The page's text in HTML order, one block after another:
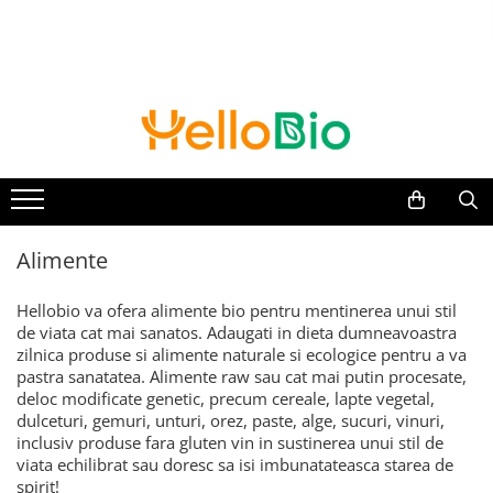
Alimente de baza
Cereale, fulgi, mic dejun
Lapte vegetal
Orez, faina, gris
Ulei, otet
Nuci, seminte, boabe, tarate
Masline
Paine
Gemuri, produse conservate
Cacao
Sosuri
Ceaiuri de colectie
Elements - Superior Organic
GreenTox
De iarna
Turmeric
Mixuri
Ceai negru
Ceai verde
Infuzii plante
Infuzii fructe
Suplimente alimentare
Aloe Vera
Aminoacizi
Ayurvedice
Ciuperci
Ghimbir si Turmeric
Ginkgo Biloba
Ginseng
Luteina
Maca
Balsamuri de buze
Creme de fata
Creme si lotiuni de corp
Deodorante
Exfoliere
Gel de dus
Masti faciale
Sampon
Styling
Produse bio pentru curatarea
Balsamuri
Detergenti
Solutii pentru scos pete si mirosuri
Produse bio pentru curatarea
Detergenti de vase
Pentru masina de spalat vase
Solutii pentru clatit vase
Produse bio pentru curatenia
casei
Bureti si lavete
Detergenti Universali
Alimente
Hellobio va ofera alimente bio pentru mentinerea unui stil
de viata cat mai sanatos. Adaugati in dieta dumneavoastra
zilnica produse si alimente naturale si ecologice pentru a va
pastra sanatatea. Alimente raw sau cat mai putin procesate,
deloc modificate genetic, precum cereale, lapte vegetal,
dulceturi, gemuri, unturi, orez, paste, alge, sucuri, vinuri,
inclusiv produse fara gluten vin in sustinerea unui stil de
viata echilibrat sau doresc sa isi imbunatateasca starea de
spirit!